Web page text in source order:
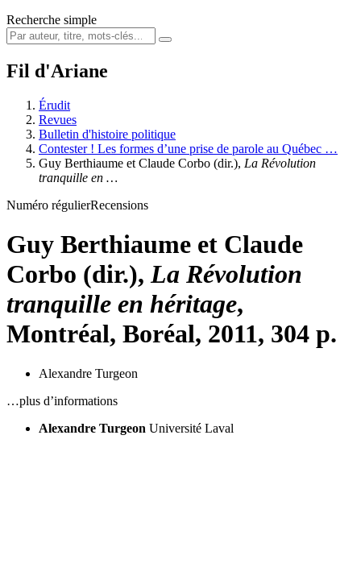
Recherche simple
Fil d'Ariane
Érudit
Revues
Bulletin d'histoire politique
Contester ! Les formes d’une prise de parole au Québec …
Guy Berthiaume et Claude Corbo (dir.), La Révolution
tranquille en …
Numéro régulierRecensions
Guy Berthiaume et Claude
Corbo (dir.), La Révolution
tranquille en héritage,
Montréal, Boréal, 2011, 304 p.
Alexandre Turgeon
…plus d’informations
Alexandre Turgeon Université Laval